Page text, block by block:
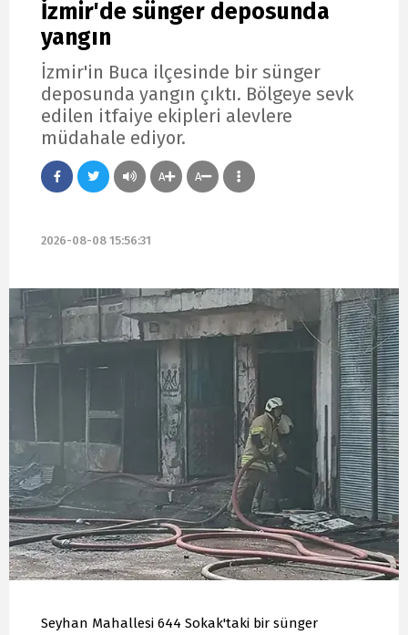
İzmir'de sünger deposunda
yangın
İzmir'in Buca ilçesinde bir sünger
deposunda yangın çıktı. Bölgeye sevk
edilen itfaiye ekipleri alevlere
müdahale ediyor.
A A
2026-08-08 15:56:31
Seyhan Mahallesi 644 Sokak'taki bir sünger